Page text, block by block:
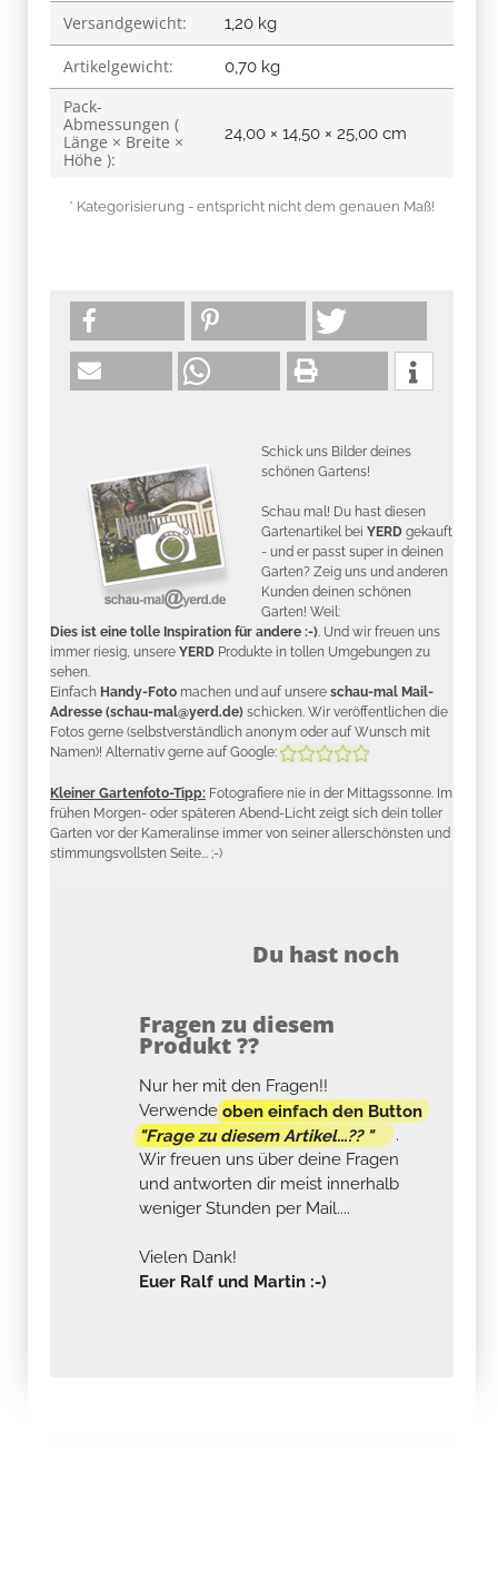
Versandgewicht: 1,20 kg
Artikelgewicht: 0,70 kg
Pack-
Abmessungen (
Länge × Breite ×
Höhe ):
24,00 × 14,50 × 25,00 cm
* Kategorisierung - entspricht nicht dem genauen Maß!
Schick uns Bilder deines
schönen Gartens!
Schau mal! Du hast diesen
Gartenartikel bei YERD gekauft
- und er passt super in deinen
Garten? Zeig uns und anderen
Kunden deinen schönen
Garten! Weil:
Dies ist eine tolle Inspiration für andere :-). Und wir freuen uns
immer riesig, unsere YERD Produkte in tollen Umgebungen zu
sehen.
Einfach Handy-Foto machen und auf unsere schau-mal Mail-
Adresse (schau-mal@yerd.de) schicken. Wir veröffentlichen die
Fotos gerne (selbstverständlich anonym oder auf Wunsch mit
Namen)! Alternativ gerne auf Google:
Kleiner Gartenfoto-Tipp: Fotografiere nie in der Mittagssonne. Im
frühen Morgen- oder späteren Abend-Licht zeigt sich dein toller
Garten vor der Kameralinse immer von seiner allerschönsten und
stimmungsvollsten Seite... ;-)
Du hast noch
Fragen zu diesem
Produkt ??
Nur her mit den Fragen!!
Verwendeoben einfach den Button
"Frage zu diesem Artikel...?? "
.
Wir freuen uns über deine Fragen
und antworten dir meist innerhalb
weniger Stunden per Mail....
Vielen Dank!
Euer Ralf und Martin :-)